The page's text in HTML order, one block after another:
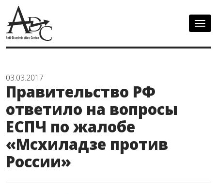
03.03.2017
Правительство РФ
ответило на вопросы
ЕСПЧ по жалобе
«Мсхиладзе против
России»